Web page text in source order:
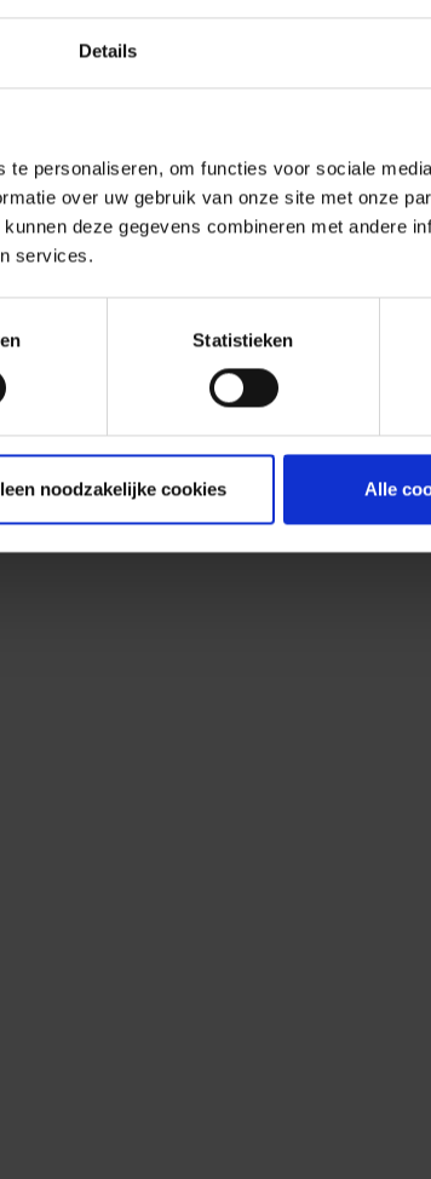
Details
personaliseren, om functies voor sociale
over uw gebruik van onze site met onze
deze gegevens combineren met andere
services.
Statistieken
noodzakelijke cookies Alle